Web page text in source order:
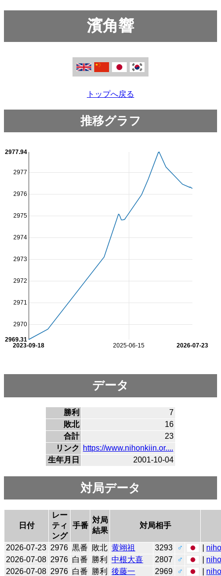
濱角響
トップへ戻る
推移グラフ
2025-06-15
2023-09-18 2026-07-23
2970
2971
2972
2973
2974
2975
2976
2977
2969.31
2977.94
データ
勝利
7
敗北
16
合計
23
リンク
https://www.nihonkiin.or....
生年月日
2001-10-04
対局データ
日付
レー
ティ
ング
手番
対局
結果
対局相手
2026-07-23 2976 黒番 敗北 黄翊祖 3293 ♂
2026-07-08 2976 白番 勝利 中根大喜 2807 ♂
2026-07-08 2976 白番 勝利 後藤一 2969 ♂